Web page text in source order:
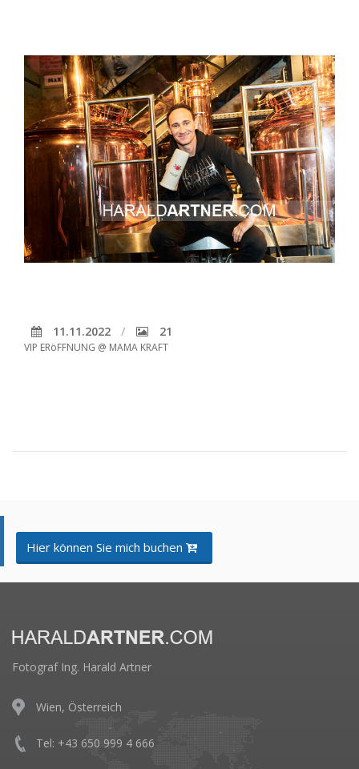
11.11.2022 21
VIP ERöFFNUNG @ MAMA KRAFT
Hier können Sie mich buchen
Fotograf Ing. Harald Artner
Wien, Österreich
Tel: +43 650 999 4 666